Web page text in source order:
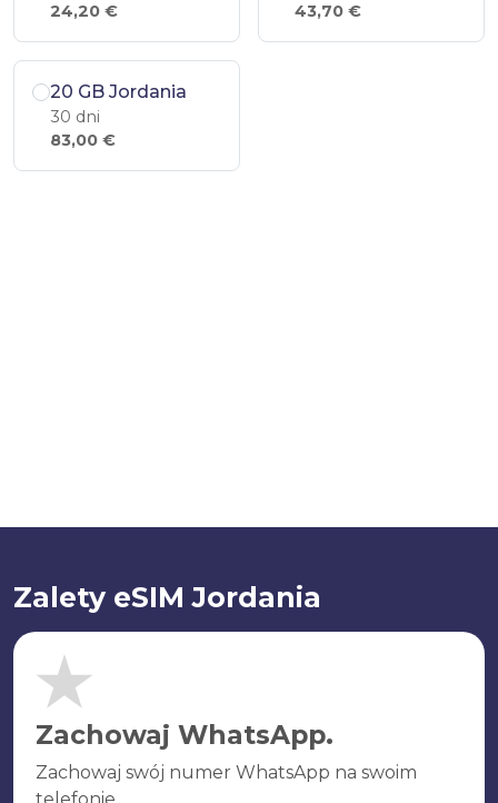
24,20 €
43,70 €
20 GB Jordania
30 dni
83,00 €
Zalety eSIM Jordania
Zachowaj WhatsApp.
Zachowaj swój numer WhatsApp na swoim